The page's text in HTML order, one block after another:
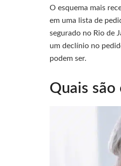
O esquema mais
em uma lista de
segurado no Rio de
um declínio no
podem ser.
Quais são